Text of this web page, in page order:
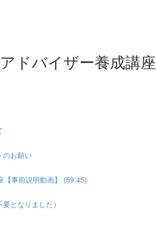
ドバイザー養成講座
のお願い
【事前説明動画】 (59:45)
となりました）